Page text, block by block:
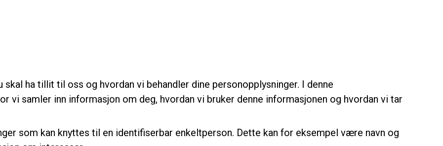
skal ha tillit til oss og hvordan vi behandler dine personopplysninger. I denne
samler inn informasjon om deg, hvordan vi bruker denne informasjonen og hvordan vi tar
som kan knyttes til en identifiserbar enkeltperson. Dette kan for eksempel være navn og